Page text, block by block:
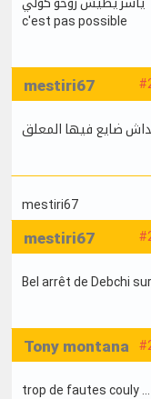
c'est pas possible
mestiri67
ضايع فيها المعلق
mestiri67
mestiri67
Bel arrêt de Debchi
Tony montana
trop de fautes couly